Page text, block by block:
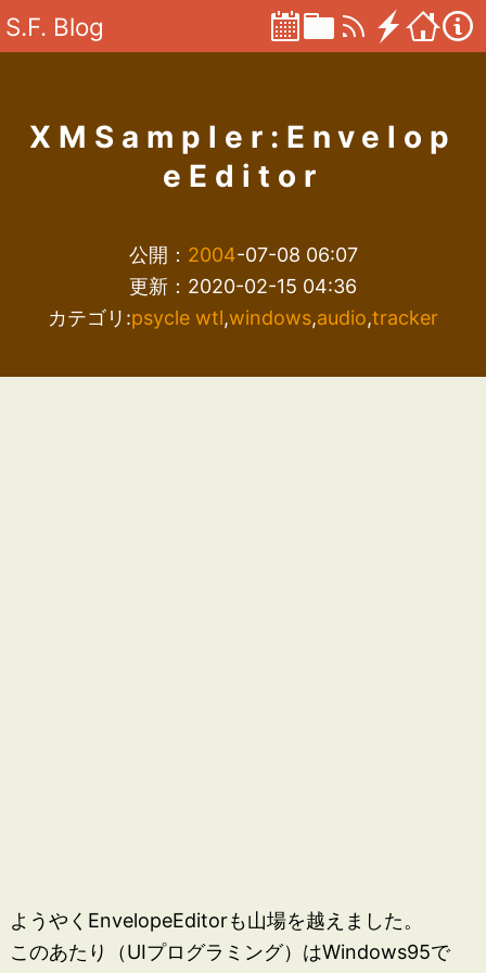
S.F. Blog
XMSampler:Envelop
eEditor
公開： 2004-07-08 06:07
更新：2020-02-15 04:36
カテゴリ:psycle wtl,windows,audio,tracker
ようやくEnvelopeEditorも山場を越えました。
このあたり（UIプログラミング）はWindows95で